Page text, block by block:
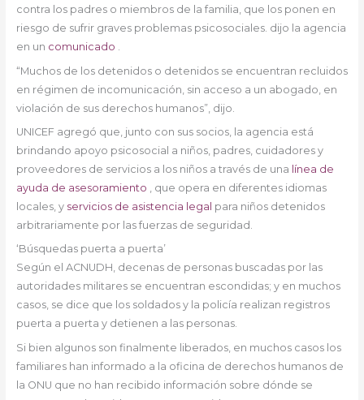
contra los padres o miembros de la familia, que los ponen en
riesgo de sufrir graves problemas psicosociales. dijo la agencia
en un comunicado .
“Muchos de los detenidos o detenidos se encuentran recluidos
en régimen de incomunicación, sin acceso a un abogado, en
violación de sus derechos humanos”, dijo.
UNICEF agregó que, junto con sus socios, la agencia está
brindando apoyo psicosocial a niños, padres, cuidadores y
proveedores de servicios a los niños a través de una línea de
ayuda de asesoramiento , que opera en diferentes idiomas
locales, y servicios de asistencia legal para niños detenidos
arbitrariamente por las fuerzas de seguridad.
‘Búsquedas puerta a puerta’
Según el ACNUDH, decenas de personas buscadas por las
autoridades militares se encuentran escondidas; y en muchos
casos, se dice que los soldados y la policía realizan registros
puerta a puerta y detienen a las personas.
Si bien algunos son finalmente liberados, en muchos casos los
familiares han informado a la oficina de derechos humanos de
la ONU que no han recibido información sobre dónde se